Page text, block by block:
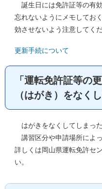
誕生日には免許証等の有
忘れないようにメモしてお
効させないよう注意してくだ
更新手続について
「運転免許証等の
（はがき）をなく
はがきをなくしてしまっ
講習区分や申請場所によ
詳しくは岡山県運転免許セ
い。